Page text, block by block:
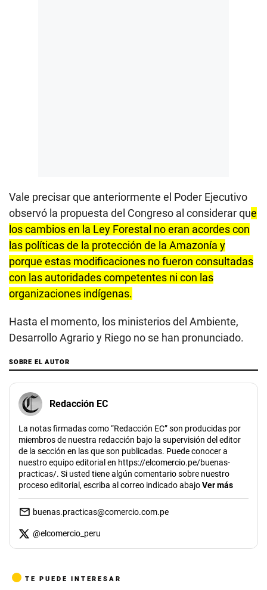
Vale precisar que anteriormente el Poder Ejecutivo
observó la propuesta del Congreso al considerar que
los cambios en la Ley Forestal no eran acordes con
las políticas de la protección de la Amazonía y
porque estas modificaciones no fueron consultadas
con las autoridades competentes ni con las
organizaciones indígenas.
Hasta el momento, los ministerios del Ambiente,
Desarrollo Agrario y Riego no se han pronunciado.
SOBRE EL AUTOR
Redacción EC
La notas firmadas como “Redacción EC” son producidas por
miembros de nuestra redacción bajo la supervisión del editor
de la sección en las que son publicadas. Puede conocer a
nuestro equipo editorial en https://elcomercio.pe/buenas-
practicas/. Si usted tiene algún comentario sobre nuestro
proceso editorial, escriba al correo indicado abajoVer más
buenas.practicas@comercio.com.pe
@elcomercio_peru
TE PUEDE INTERESAR